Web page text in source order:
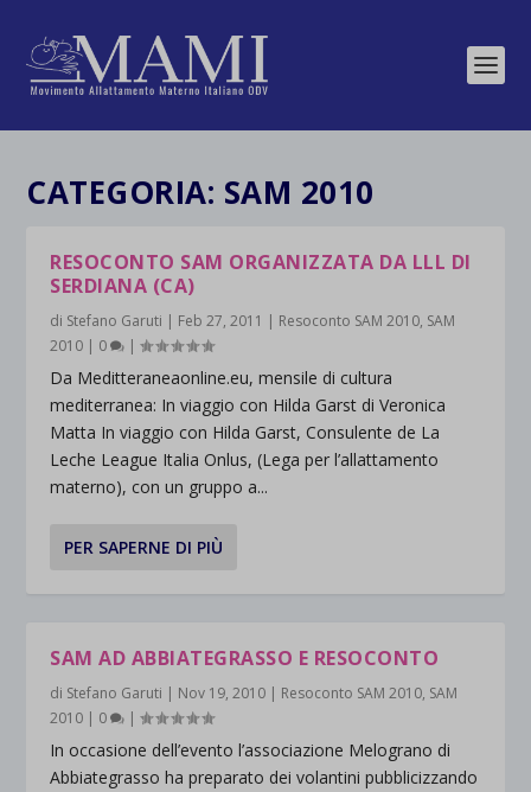
CATEGORIA: SAM 2010
RESOCONTO SAM ORGANIZZATA DA LLL DI
SERDIANA (CA)
di Stefano Garuti | Feb 27, 2011 | Resoconto SAM 2010, SAM
2010 | 0 |
Da Meditteraneaonline.eu, mensile di cultura
mediterranea: In viaggio con Hilda Garst di Veronica
Matta In viaggio con Hilda Garst, Consulente de La
Leche League Italia Onlus, (Lega per l’allattamento
materno), con un gruppo a...
PER SAPERNE DI PIÙ
SAM AD ABBIATEGRASSO E RESOCONTO
di Stefano Garuti | Nov 19, 2010 | Resoconto SAM 2010, SAM
2010 | 0 |
In occasione dell’evento l’associazione Melograno di
Abbiategrasso ha preparato dei volantini pubblicizzando